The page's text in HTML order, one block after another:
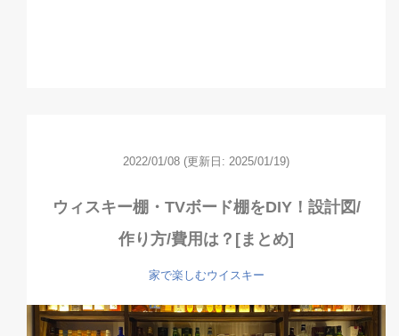
2022/01/08 (更新日: 2025/01/19)
ウィスキー棚・TVボード棚をDIY！設計図/
作り方/費用は？[まとめ]
家で楽しむウイスキー